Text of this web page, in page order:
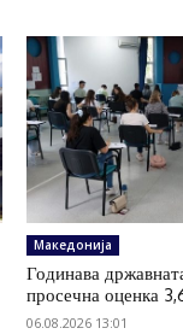
Македонија
Годинава
просечна оценка
06.08.2026 13:01